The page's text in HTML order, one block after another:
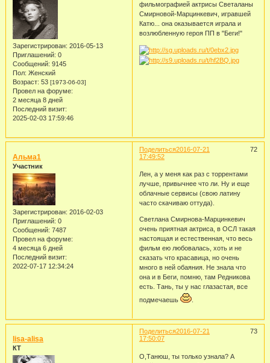
Зарегистрирован: 2016-05-13
Приглашений: 0
Сообщений: 9145
Пол: Женский
Возраст: 53 [1973-06-03]
Провел на форуме:
2 месяца 8 дней
Последний визит:
2025-02-03 17:59:46
фильмографией актрисы Светаланы
Смирновой-Марцинкевич, игравшей
Катю... она оказывается играла и
возлюбленную героя ПП в "Беги!"
Поделиться 72
2016-07-21
17:49:52
Альма1
Участник
Зарегистрирован: 2016-02-03
Приглашений: 0
Сообщений: 7487
Провел на форуме:
4 месяца 6 дней
Последний визит:
2022-07-17 12:34:24
Лен, а у меня как раз с торрентами
лучше, привычнее что ли. Ну и еще
облачные сервисы (свою латину
часто скачиваю оттуда).
Светлана Смирнова-Марцинкевич
очень приятная актриса, в ОСЛ такая
настоящая и естественная, что весь
фильм ею любовалась, хоть и не
сказать что красавица, но очень
много в ней обаяния. Не знала что
она и в Беги, помню, там Редникова
есть. Тань, ты у нас глазастая, все
подмечаешь
.
Поделиться 73
2016-07-21
17:50:07
lisa-alisa
КТ
О,Танюш, ты только узнала? А